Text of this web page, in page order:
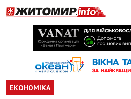
ЕКОНОМІКА